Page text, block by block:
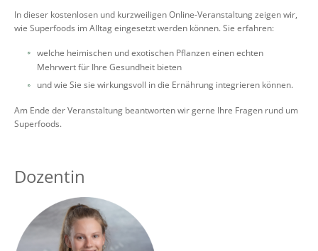
In dieser kostenlosen und kurzweiligen Online-Veranstaltung zeigen wir,
wie Superfoods im Alltag eingesetzt werden können. Sie erfahren:
welche heimischen und exotischen Pflanzen einen echten
Mehrwert für Ihre Gesundheit bieten
und wie Sie sie wirkungsvoll in die Ernährung integrieren können.
Am Ende der Veranstaltung beantworten wir gerne Ihre Fragen rund um
Superfoods.
Dozentin